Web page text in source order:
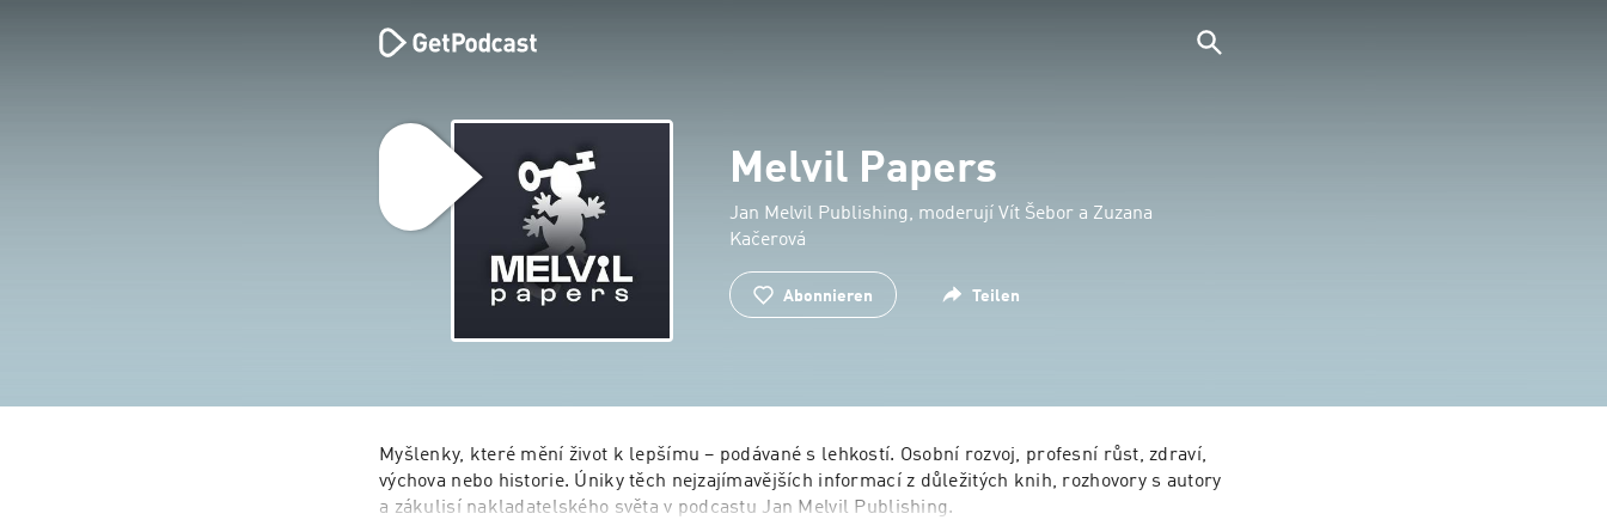
Melvil Papers
Jan Melvil Publishing, moderují Vít Šebor a Zuzana
Kačerová
Abonnieren Teilen
Myšlenky, které mění život k lepšímu – podávané s lehkostí. Osobní rozvoj, profesní růst, zdraví,
výchova nebo historie. Úniky těch nejzajímavějších informací z důležitých knih, rozhovory s autory
a zákulisí nakladatelského světa v podcastu Jan Melvil Publishing.